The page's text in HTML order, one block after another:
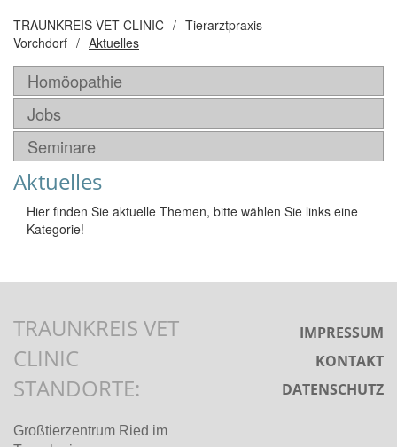
TRAUNKREIS VET CLINIC / Tierarztpraxis
Vorchdorf / Aktuelles
Homöopathie
Jobs
Seminare
Aktuelles
Hier finden Sie aktuelle Themen, bitte wählen Sie links eine
Kategorie!
TRAUNKREIS VET
CLINIC
STANDORTE:
Großtierzentrum Ried im
IMPRESSUM
KONTAKT
DATENSCHUTZ